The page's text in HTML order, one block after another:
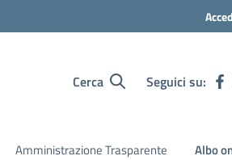
Cerca Seguici su:
Amministrazione Trasparente Albo